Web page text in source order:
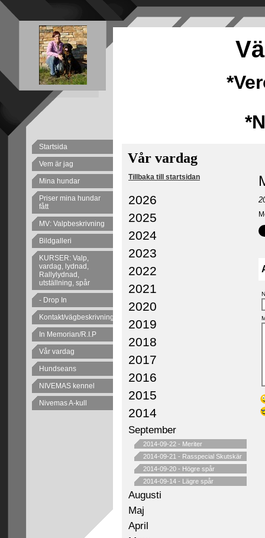
Startsida
Vem är jag
Mina hundar
Priser mina hundar
fått
MV: Valpbeskrivning
Bildgalleri
KURSER: Valp,
vardag, lydnad,
Rallylydnad,
utställning, spår
- Drop In
Kontakt/vägbeskrivning
In Memorian/R.I.P
Vår vardag
Hundseans
NIVEMAS kennel
Nivemas A-kull
Vår vardag
Tillbaka till startsidan
2026
2025
2024
2023
2022
2021
2020
2019
2018
2017
2016
2015
2014
September
2014-09-22 - Meriter
2014-09-21 - Rasspecial Skutskär
2014-09-20 - Högre spår
2014-09-14 - Lägre spår
Augusti
Maj
April